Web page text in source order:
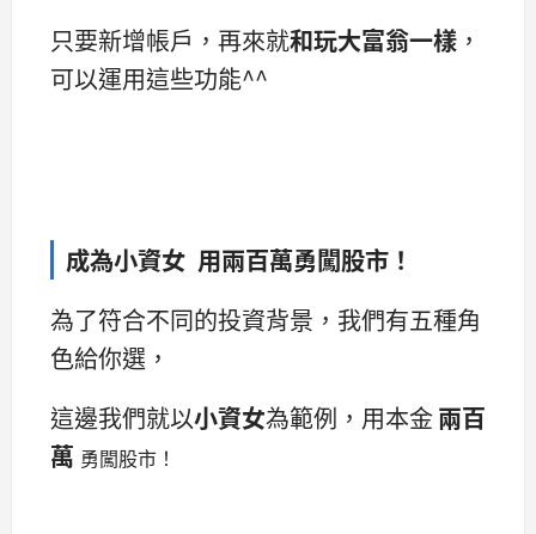
只要新增帳戶，再來就和玩大富翁一樣 ，
可以運用這些功能^^
成為小資女 用兩百萬勇闖股市！
為了符合不同的投資背景，我們有五種角
色給你選，
這邊我們就以小資女為範例，用本金兩百
萬 勇闖股市！